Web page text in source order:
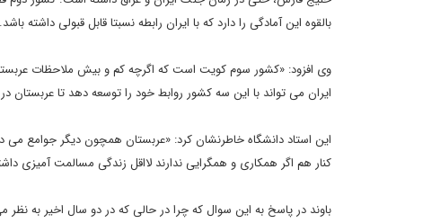
بالقوه این آمادگی را دارد که با ایران رابطه نسبتا قابل قبولی داشته
وی افزود: «کشور سوم کویت است که اگرچه کم و بیش ملاحظات
ایران می تواند با این سه کشور روابط خود را توسعه دهد تا عربستان
این استاد دانشگاه خاطرنشان کرد: «عربستان همچون دیگر جوامع می
کنار هم اگر همکاری و همگرایی ندارند لااقل زندگی مسالمت آمیزی
باوند در پاسخ به این سوال که چرا در حالی که در دو سال اخیر به